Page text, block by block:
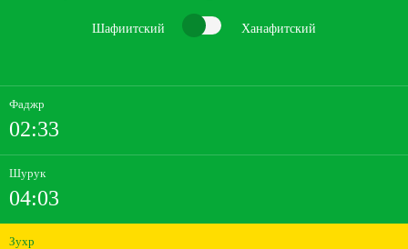
Шафиитский Ханафитский
Фаджр
02:33
Шурук
04:03
Зухр